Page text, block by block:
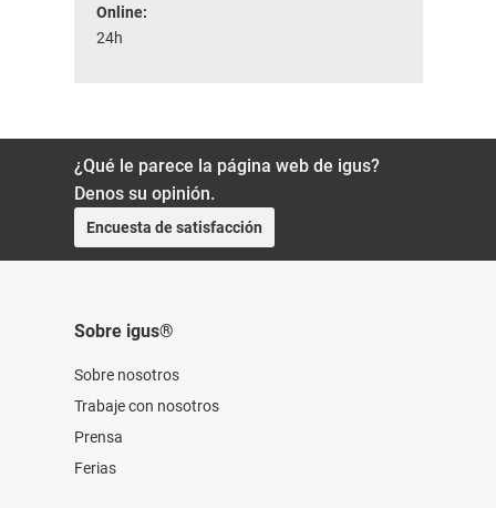
Online:
24h
¿Qué le parece la página web de igus?
Denos su opinión.
Encuesta de satisfacción
Sobre igus®
Sobre nosotros
Trabaje con nosotros
Prensa
Ferias